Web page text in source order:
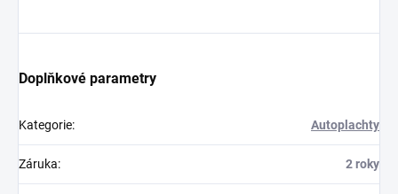
Doplňkové parametry
Kategorie: Autoplachty
Záruka: 2 roky